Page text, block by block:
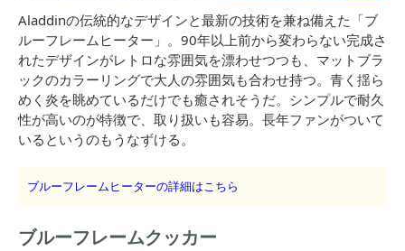
Aladdinの伝統的なデザインと最新の技術を兼ね備えた「ブ
ルーフレームヒーター」。90年以上前から変わらない完成さ
れたデザインがレトロな雰囲気を漂わせつつも、マットブラ
ックのカラーリングで大人の雰囲気も合わせ持つ。青く揺ら
めく炎を眺めているだけでも癒されそうだ。シンプルで耐久
性が高いのが特徴で、取り扱いも容易。長年ファンがついて
いるというのもうなずける。
ブルーフレームヒーターの詳細はこちら
ブルーフレームクッカー